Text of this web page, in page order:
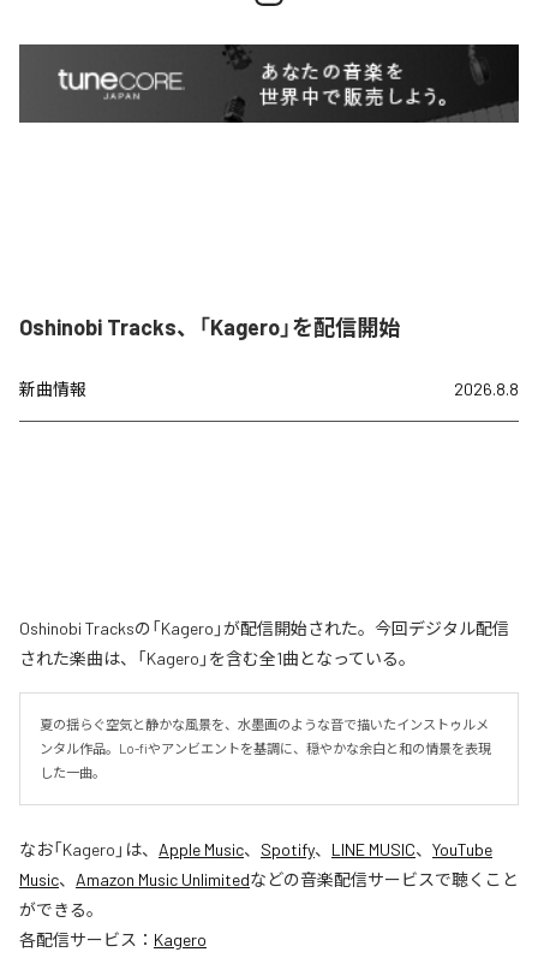
Oshinobi Tracks、「Kagero」を配信開始
新曲情報 2026.8.8
Oshinobi Tracksの「Kagero」が配信開始された。今回デジタル配信
された楽曲は、「Kagero」を含む全1曲となっている。
夏の揺らぐ空気と静かな風景を、水墨画のような音で描いたインストゥルメ
ンタル作品。Lo-fiやアンビエントを基調に、穏やかな余白と和の情景を表現
した一曲。
なお「Kagero 」は、 Apple Music、 Spotify、 LINE MUSIC、 YouTube
Music、 Amazon Music Unlimitedなどの音楽配信サービスで聴くこと
ができる。
各配信サービス： Kagero